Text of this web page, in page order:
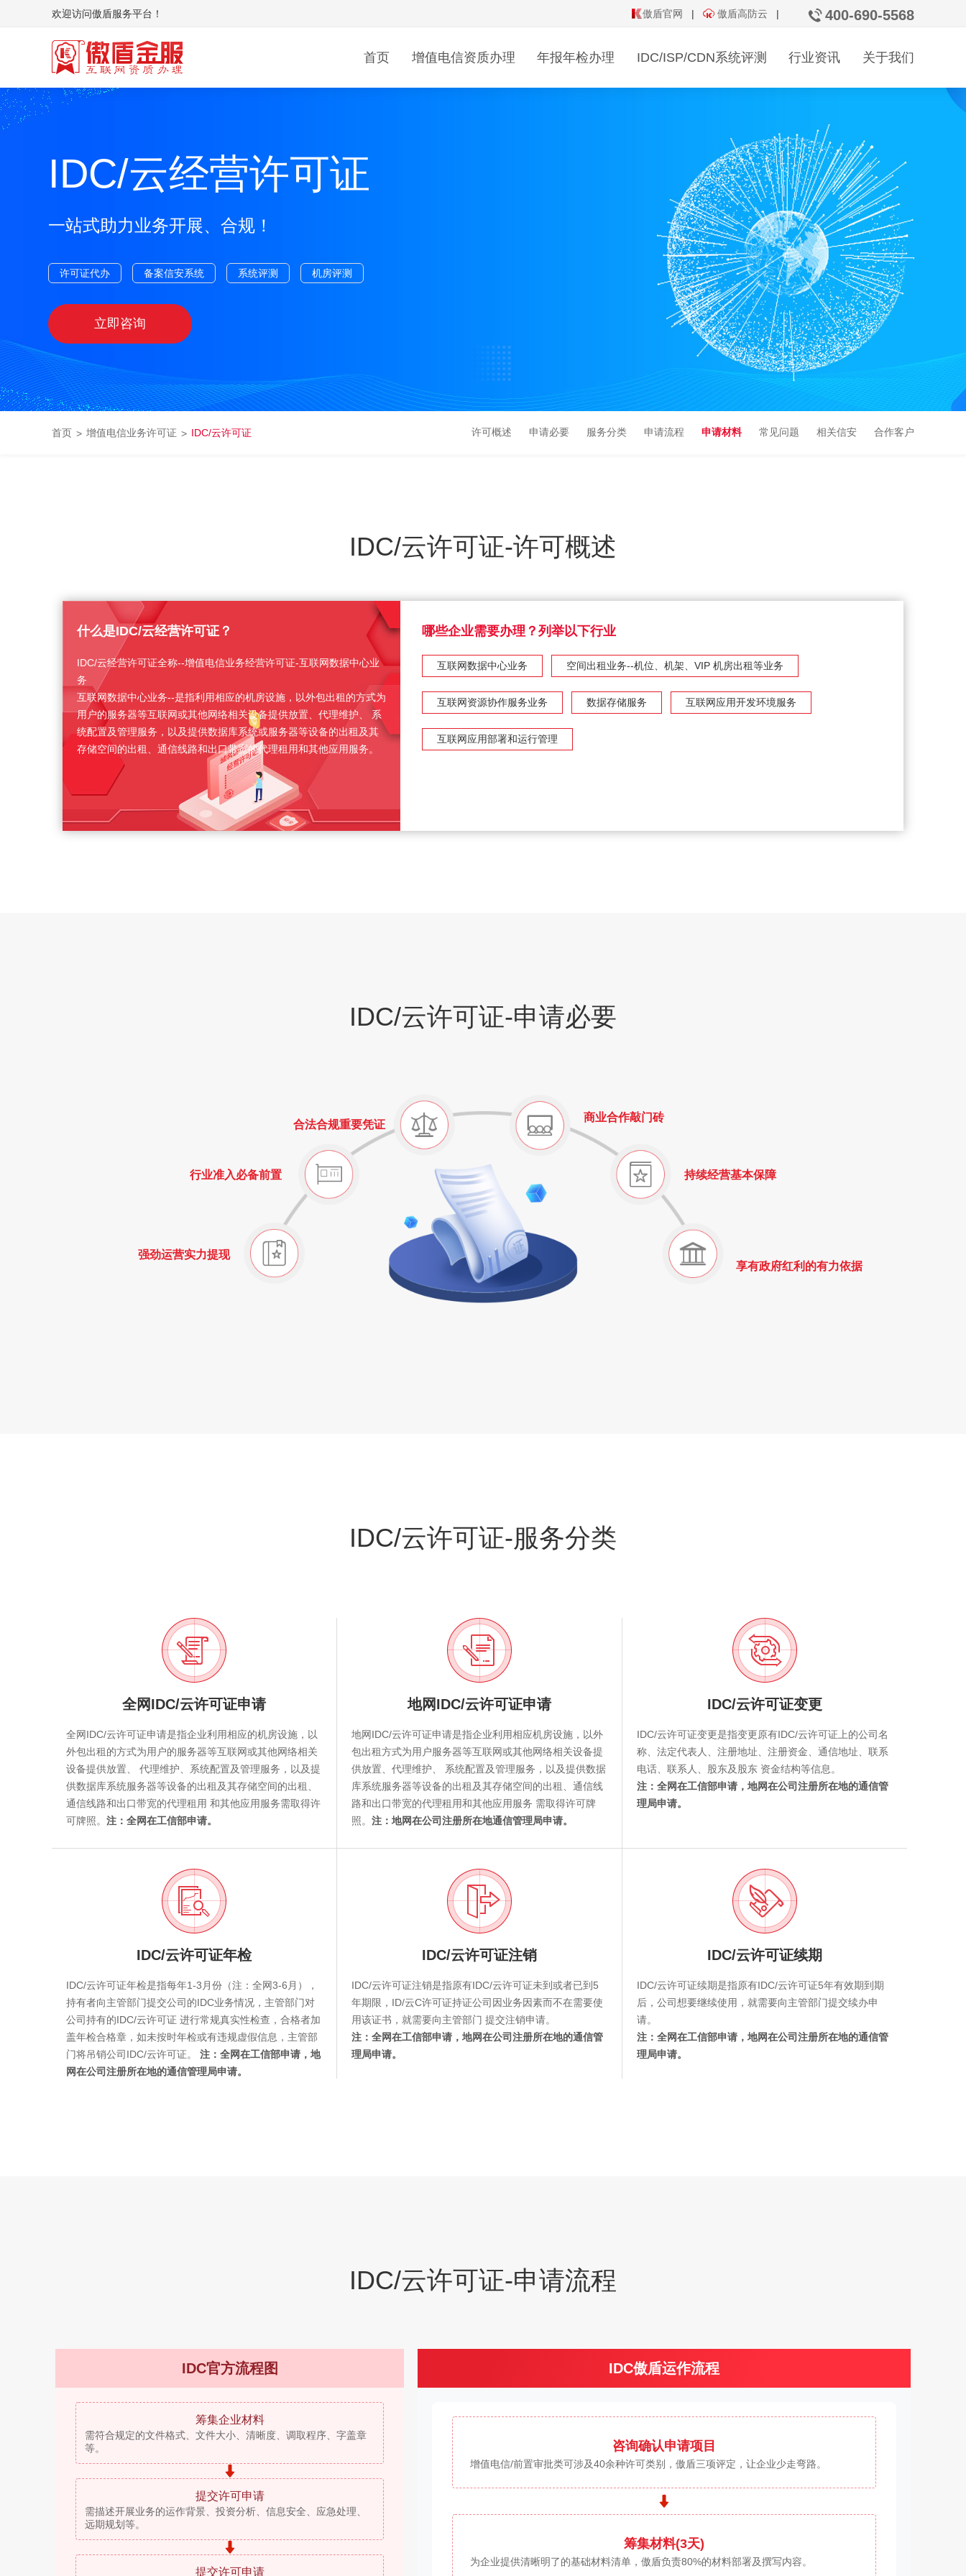
欢迎访问傲盾服务平台！ 傲盾官网 | 傲盾高防云 | 400-690-5568
首页 增值电信资质办理 年报年检办理 IDC/ISP/CDN系统评测 行业资讯 关于我们
变更/年检 变更 年检
备案管理系统评测
资质发放通告
联系我们
IDC/云经营许可证
一站式助力业务开展、合规！
许可证代办 备案信安系统 系统评测 机房评测
立即咨询
首页 增值电信业务许可证 IDC/云许可证 许可概述 申请必要 服务分类 申请流程 申请材料 常见问题 相关信安 合作客户
IDC/云许可证-许可概述
什么是IDC/云经营许可证？
IDC/云经营许可证全称--增值电信业务经营许可证-互联网数据中心业
务
互联网数据中心业务--是指利用相应的机房设施，以外包出租的方式为
用户的服务器等互联网或其他网络相关设备提供放置、代理维护、 系
统配置及管理服务，以及提供数据库系统或服务器等设备的出租及其
存储空间的出租、通信线路和出口带宽的代理租用和其他应用服务。
哪些企业需要办理？列举以下行业
互联网数据中心业务 空间出租业务--机位、机架、VIP 机房出租等业务
互联网资源协作服务业务 数据存储服务 互联网应用开发环境服务
互联网应用部署和运行管理
IDC/云许可证-申请必要
强劲运营实力提现
行业准入必备前置
合法合规重要凭证
商业合作敲门砖
持续经营基本保障
享有政府红利的有力依据
IDC/云许可证-服务分类
全网IDC/云许可证申请
全网IDC/云许可证申请是指企业利用相应的机房设施，以
外包出租的方式为用户的服务器等互联网或其他网络相关
设备提供放置、 代理维护、系统配置及管理服务，以及提
供数据库系统服务器等设备的出租及其存储空间的出租、
通信线路和出口带宽的代理租用 和其他应用服务需取得许
可牌照。 注：全网在工信部申请。
地网IDC/云许可证申请
地网IDC/云许可证申请是指企业利用相应机房设施，以外
包出租方式为用户服务器等互联网或其他网络相关设备提
供放置、代理维护、 系统配置及管理服务，以及提供数据
库系统服务器等设备的出租及其存储空间的出租、通信线
路和出口带宽的代理租用和其他应用服务 需取得许可牌
照。 注：地网在公司注册所在地通信管理局申请。
IDC/云许可证变更
IDC/云许可证变更是指变更原有IDC/云许可证上的公司名
称、法定代表人、注册地址、注册资金、通信地址、联系
电话、联系人、股东及股东 资金结构等信息。
注：全网在工信部申请，地网在公司注册所在地的通信管
理局申请。
IDC/云许可证年检
IDC/云许可证年检是指每年1-3月份（注：全网3-6月），
持有者向主管部门提交公司的IDC业务情况，主管部门对
公司持有的IDC/云许可证 进行常规真实性检查，合格者加
盖年检合格章，如未按时年检或有违规虚假信息，主管部
门将吊销公司IDC/云许可证。 注：全网在工信部申请，地
网在公司注册所在地的通信管理局申请。
IDC/云许可证注销
IDC/云许可证注销是指原有IDC/云许可证未到或者已到5
年期限，ID/云C许可证持证公司因业务因素而不在需要使
用该证书，就需要向主管部门 提交注销申请。
注：全网在工信部申请，地网在公司注册所在地的通信管
理局申请。
IDC/云许可证续期
IDC/云许可证续期是指原有IDC/云许可证5年有效期到期
后，公司想要继续使用，就需要向主管部门提交续办申
请。
注：全网在工信部申请，地网在公司注册所在地的通信管
理局申请。
IDC/云许可证-申请流程
IDC官方流程图
筹集企业材料
需符合规定的文件格式、文件大小、清晰度、调取程序、字盖章
等。
提交许可申请
需描述开展业务的运作背景、投资分析、信息安全、应急处理、
远期规划等。
提交许可申请
IDC傲盾运作流程
咨询确认申请项目
增值电信/前置审批类可涉及40余种许可类别，傲盾三项评定，让企业少走弯路。
筹集材料(3天)
为企业提供清晰明了的基础材料清单，傲盾负责80%的材料部署及撰写内容。